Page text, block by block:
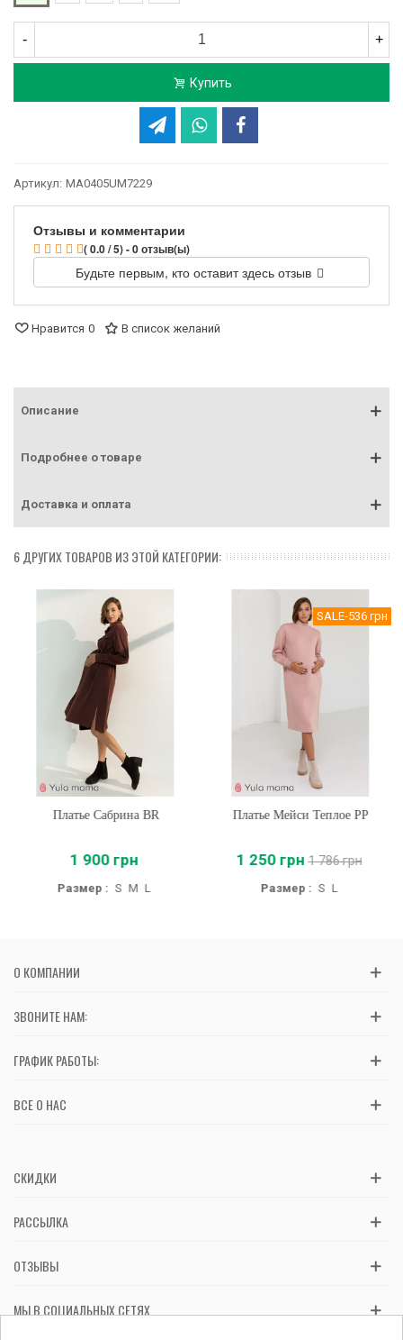
- +
Купить
Артикул: MA0405UM7229
Отзывы и комментарии
( 0.0 / 5) - 0 отзыв(ы)
Будьте первым, кто оставит здесь отзыв
Нравится 0 В список желаний
Описание
Подробнее о товаре
Доставка и оплата
6 ДРУГИХ ТОВАРОВ ИЗ ЭТОЙ КАТЕГОРИИ:
Платье Сабрина BR
1 900 грн
Размер : S M L
SALE-536 грн
Платье Мейси Теплое PP
1 250 грн 1 786 грн
Размер : S L
О КОМПАНИИ
ЗВОНИТЕ НАМ:
ГРАФИК РАБОТЫ:
ВСЕ О НАС
СКИДКИ
РАССЫЛКА
ОТЗЫВЫ
МЫ В СОЦИАЛЬНЫХ СЕТЯХ